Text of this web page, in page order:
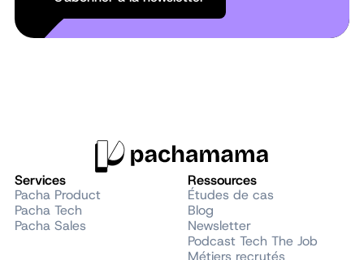
Services
Pacha Product
Pacha Tech
Pacha Sales
Ressources
Études de cas
Blog
Newsletter
Podcast Tech The Job
Métiers recrutés